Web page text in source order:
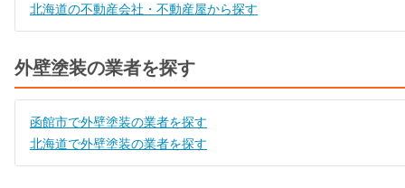
北海道の不動産会社・不動産屋から探す
外壁塗装の業者を探す
函館市で外壁塗装の業者を探す
北海道で外壁塗装の業者を探す